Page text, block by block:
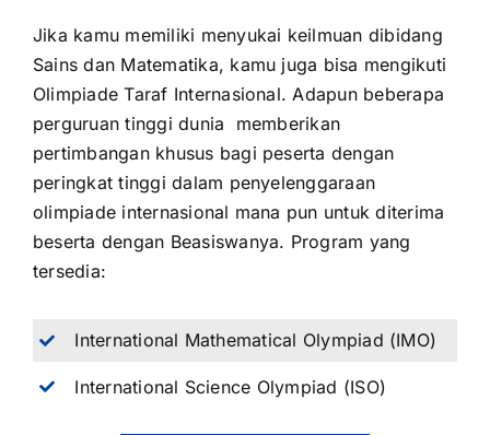
Jika kamu memiliki menyukai keilmuan dibidang
Sains dan Matematika, kamu juga bisa mengikuti
Olimpiade Taraf Internasional. Adapun beberapa
perguruan tinggi dunia memberikan
pertimbangan khusus bagi peserta dengan
peringkat tinggi dalam penyelenggaraan
olimpiade internasional mana pun untuk diterima
beserta dengan Beasiswanya. Program yang
tersedia:
International Mathematical Olympiad (IMO)
International Science Olympiad (ISO)